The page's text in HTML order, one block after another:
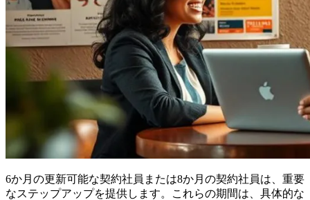
6か月の更新可能な契約社員または8か月の契約社員は、重要
なステップアップを提供します。これらの期間は、具体的な